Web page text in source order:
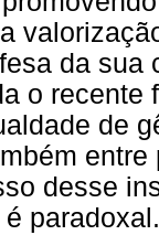
da sua
o recente
de
desse
paradoxal.